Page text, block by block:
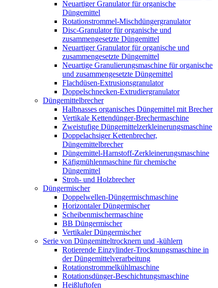
Neuartiger Granulator für organische
Düngemittel
Rotationstrommel-Mischdüngergranulator
Disc-Granulator für organische und
zusammengesetzte Düngemittel
Neuartiger Granulator für organische und
zusammengesetzte Düngemittel
Neuartige Granulierungsmaschine für organische
und zusammengesetzte Düngemittel
Flachdüsen-Extrusionsgranulator
Doppelschnecken-Extrudiergranulator
Düngemittelbrecher
Halbnasses organisches Düngemittel mit Brecher
Vertikale Kettendünger-Brechermaschine
Zweistufige Düngemittelzerkleinerungsmaschine
Doppelachsiger Kettenbrecher,
Düngemittelbrecher
Düngemittel-Harnstoff-Zerkleinerungsmaschine
Käfigmühlenmaschine für chemische
Düngemittel
Stroh- und Holzbrecher
Düngermischer
Doppelwellen-Düngermischmaschine
Horizontaler Düngermischer
Scheibenmischermaschine
BB Düngermischer
Vertikaler Düngermischer
Serie von Düngemitteltrocknern und -kühlern
Rotierende Einzylinder-Trocknungsmaschine in
der Düngemittelverarbeitung
Rotationstrommelkühlmaschine
Rotationsdünger-Beschichtungsmaschine
Heißluftofen